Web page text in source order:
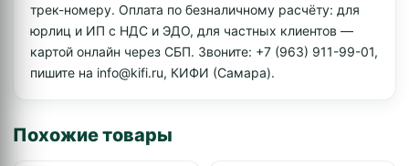
трек-номеру. Оплата по безналичному расчёту: для
юрлиц и ИП с НДС и ЭДО, для частных клиентов —
картой онлайн через СБП. Звоните: +7 (963) 911-99-01,
пишите на info@kifi.ru, КИФИ (Самара).
Похожие товары